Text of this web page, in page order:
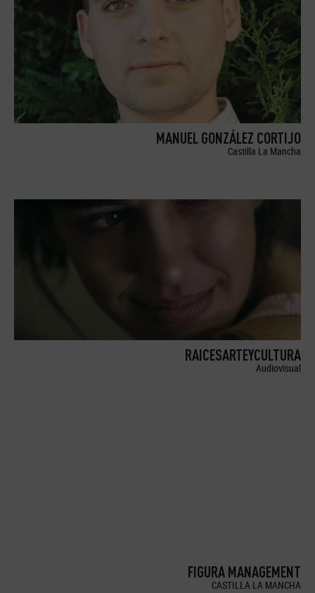
MANUEL GONZÁLEZ CORTIJO
Castilla La Mancha
RAICESARTEYCULTURA
Audiovisual
FIGURA MANAGEMENT
CASTILLA LA MANCHA